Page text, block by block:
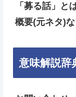
「募る話」と
概要(元ネタ)
意味解説辞